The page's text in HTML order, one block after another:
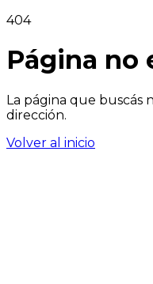
404
Página no
La página que buscás
dirección.
Volver al inicio